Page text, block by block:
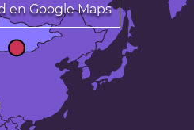
en Google Maps